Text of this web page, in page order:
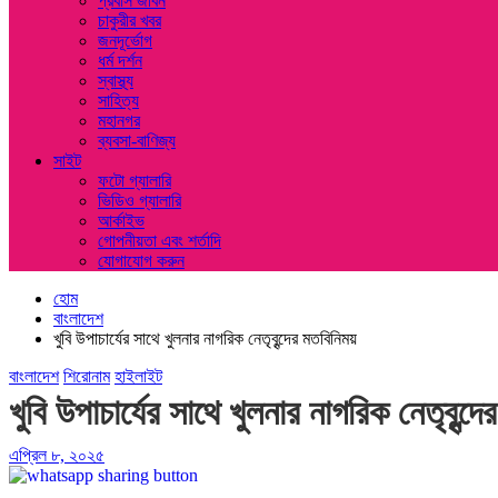
চাকুরীর খবর
জনদূর্ভোগ
ধর্ম দর্শন
স্বাস্থ্য
সাহিত্য
মহানগর
ব্যবসা-বাণিজ্য
সাইট
ফটো গ্যালারি
ভিডিও গ্যালারি
আর্কাইভ
গোপনীয়তা এবং শর্তাদি
যোগাযোগ করুন
হোম
বাংলাদেশ
খুবি উপাচার্যের সাথে খুলনার নাগরিক নেতৃবৃন্দের মতবিনিময়
বাংলাদেশ শিরোনাম হাইলাইট
খুবি উপাচার্যের সাথে খুলনার নাগরিক
এপ্রিল ৮, ২০২৫